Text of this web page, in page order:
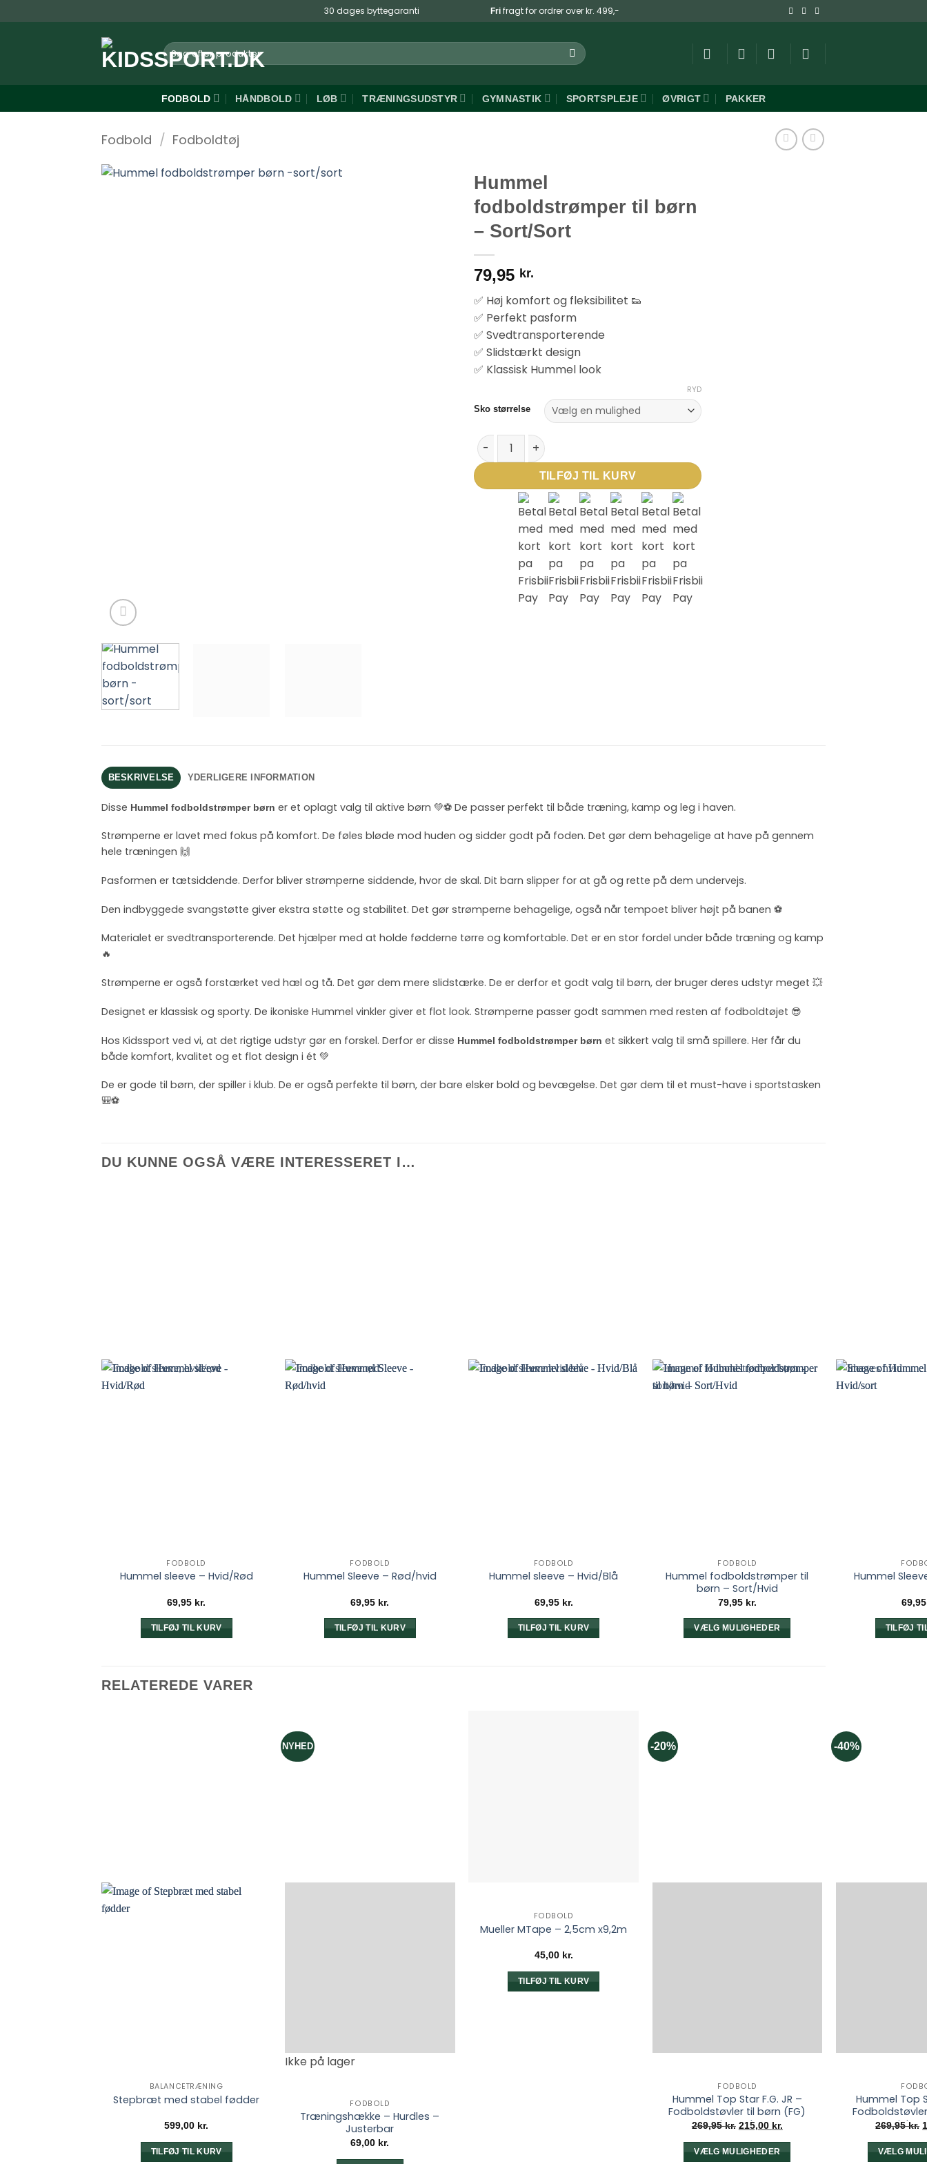
til
30 dages byttegaranti Fri fragt for ordrer over kr. 499,-
Søg
efter:
FODBOLD HÅNDBOLD LØB TRÆNINGSUDSTYR GYMNASTIK SPORTSPLEJE ØVRIGT PAKKER
Fodbold / Fodboldtøj
Hummel
fodboldstrømper til børn
– Sort/Sort
79,95 kr.
✅ Høj komfort og fleksibilitet 👟
✅ Perfekt pasform
✅ Svedtransporterende
✅ Slidstærkt design
✅ Klassisk Hummel look
Sko størrelse
RYD
Hummel fodboldstrømper til børn – Sort/Sort antal
TILFØJ TIL KURV
BESKRIVELSE YDERLIGERE INFORMATION
Disse Hummel fodboldstrømper børn er et oplagt valg til aktive børn 💚⚽ De passer perfekt til både træning, kamp og leg i haven.
Strømperne er lavet med fokus på komfort. De føles bløde mod huden og sidder godt på foden. Det gør dem behagelige at have på gennem
hele træningen 🙌
Pasformen er tætsiddende. Derfor bliver strømperne siddende, hvor de skal. Dit barn slipper for at gå og rette på dem undervejs.
Den indbyggede svangstøtte giver ekstra støtte og stabilitet. Det gør strømperne behagelige, også når tempoet bliver højt på banen ⚽
Materialet er svedtransporterende. Det hjælper med at holde fødderne tørre og komfortable. Det er en stor fordel under både træning og kamp
🔥
Strømperne er også forstærket ved hæl og tå. Det gør dem mere slidstærke. De er derfor et godt valg til børn, der bruger deres udstyr meget 💥
Designet er klassisk og sporty. De ikoniske Hummel vinkler giver et flot look. Strømperne passer godt sammen med resten af fodboldtøjet 😎
Hos Kidssport ved vi, at det rigtige udstyr gør en forskel. Derfor er disse Hummel fodboldstrømper børn et sikkert valg til små spillere. Her får du
både komfort, kvalitet og et flot design i ét 💚
De er gode til børn, der spiller i klub. De er også perfekte til børn, der bare elsker bold og bevægelse. Det gør dem til et must-have i sportstasken
🎒⚽
DU KUNNE OGSÅ VÆRE INTERESSERET I…
FODBOLD
Hummel sleeve – Hvid/Rød
69,95 kr.
TILFØJ TIL KURV
FODBOLD
Hummel Sleeve – Rød/hvid
69,95 kr.
TILFØJ TIL KURV
FODBOLD
Hummel sleeve – Hvid/Blå
69,95 kr.
TILFØJ TIL KURV
FODBOLD
Hummel fodboldstrømper til
børn – Sort/Hvid
79,95 kr.
VÆLG MULIGHEDER
Hummel
TILFØJ
RELATEREDE VARER
BALANCETRÆNING
Stepbræt med stabel fødder
599,00 kr.
TILFØJ TIL KURV
NYHED
Ikke på lager
FODBOLD
Træningshække – Hurdles –
Justerbar
69,00 kr.
FODBOLD
Mueller MTape – 2,5cm x9,2m
45,00 kr.
TILFØJ TIL KURV
-20%
FODBOLD
Hummel Top Star F.G. JR –
Fodboldstøvler til børn (FG)
Limeade
269,95kr. Den
oprindelige
pris
var:
215,00 kr.Den
aktuelle
pris
VÆLG MULIGHEDER
-40%
Hummel Top
Pink-
269,95kr.
VÆLG